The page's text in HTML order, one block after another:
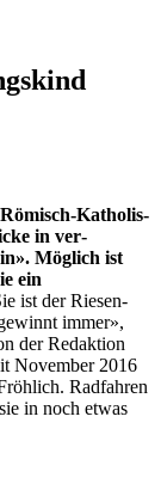
Katholis­
in ver­
Möglich ist
ein
ist der Riesen­
immer»,
der Redak­tion
Novem­ber 2016
Rad­fahren
in noch etwas